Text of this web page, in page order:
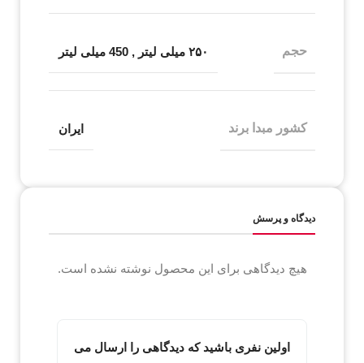
حجم ۲۵۰ میلی لیتر , 450 میلی لیتر
کشور مبدا برند ایران
دیدگاه و پرسش
هیچ دیدگاهی برای این محصول نوشته نشده است.
اولین نفری باشید که دیدگاهی را ارسال می